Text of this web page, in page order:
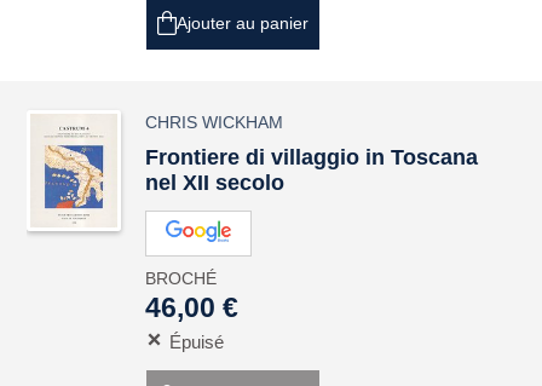
Ajouter au panier
CHRIS WICKHAM
Frontiere di villaggio in Toscana
nel XII secolo
BROCHÉ
46,00 €
Épuisé